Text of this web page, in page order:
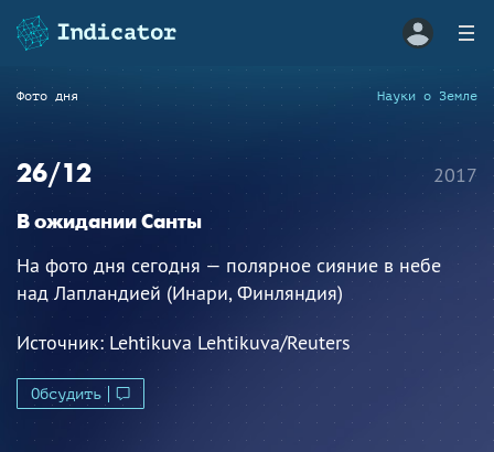
Фото дня Науки о Земле
26/12
В ожидании Санты
На фото дня сегодня — полярное сияние в небе
над Лапландией (Инари, Финляндия)
Источник:Lehtikuva Lehtikuva/Reuters
Обсудить
2017